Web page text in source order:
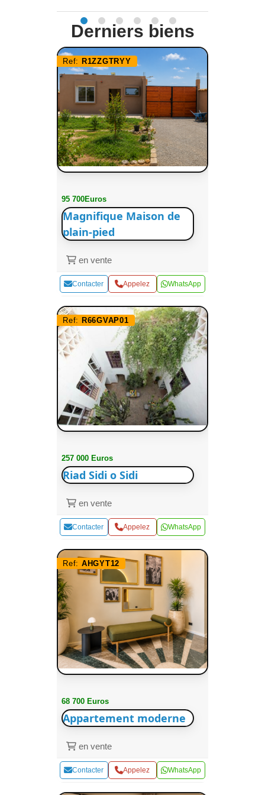
Derniers biens
Ref: R1ZZGTRYY
95 700Euros
Magnifique Maison de
plain-pied
en vente
Contacter Appelez WhatsApp
Ref: R66GVAP01
257 000 Euros
Riad Sidi o Sidi
en vente
Contacter Appelez WhatsApp
Ref: AHGYT12
68 700 Euros
Appartement moderne
en vente
Contacter Appelez WhatsApp